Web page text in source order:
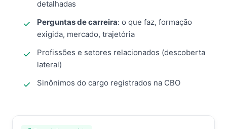
detalhadas
Perguntas de carreira: o que faz, formação
exigida, mercado, trajetória
Profissões e setores relacionados (descoberta
lateral)
Sinônimos do cargo registrados na CBO